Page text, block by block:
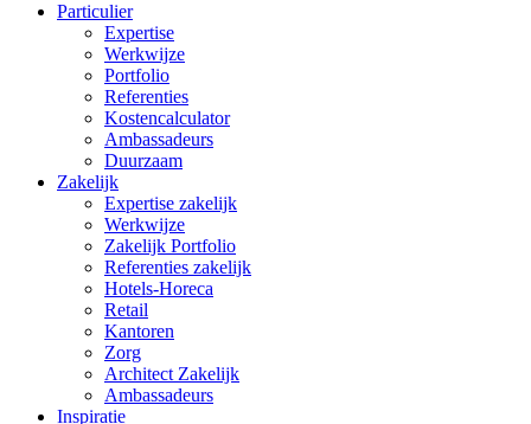
Particulier
Expertise
Werkwijze
Portfolio
Referenties
Kostencalculator
Ambassadeurs
Duurzaam
Zakelijk
Expertise zakelijk
Werkwijze
Zakelijk Portfolio
Referenties zakelijk
Hotels-Horeca
Retail
Kantoren
Zorg
Architect Zakelijk
Ambassadeurs
Inspiratie